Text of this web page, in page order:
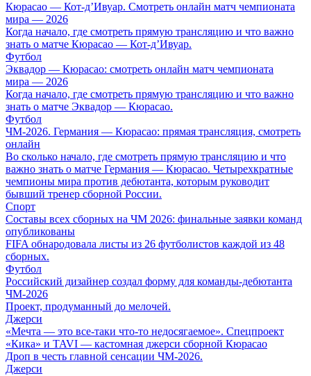
Кюрасао — Кот-д’Ивуар. Смотреть онлайн матч чемпионата
мира — 2026
Когда начало, где смотреть прямую трансляцию и что важно
знать о матче Кюрасао — Кот-д’Ивуар.
Футбол
Эквадор — Кюрасао: смотреть онлайн матч чемпионата
мира — 2026
Когда начало, где смотреть прямую трансляцию и что важно
знать о матче Эквадор — Кюрасао.
Футбол
ЧМ-2026. Германия — Кюрасао: прямая трансляция, смотреть
онлайн
Во сколько начало, где смотреть прямую трансляцию и что
важно знать о матче Германия — Кюрасао. Четырехкратные
чемпионы мира против дебютанта, которым руководит
бывший тренер сборной России.
Спорт
Составы всех сборных на ЧМ 2026: финальные заявки команд
опубликованы
FIFA обнародовала листы из 26 футболистов каждой из 48
сборных.
Футбол
Российский дизайнер создал форму для команды-дебютанта
ЧМ-2026
Проект, продуманный до мелочей.
Джерси
«Мечта — это все-таки что-то недосягаемое». Спецпроект
«Кика» и TAVI — кастомная джерси сборной Кюрасао
Дроп в честь главной сенсации ЧМ-2026.
Джерси